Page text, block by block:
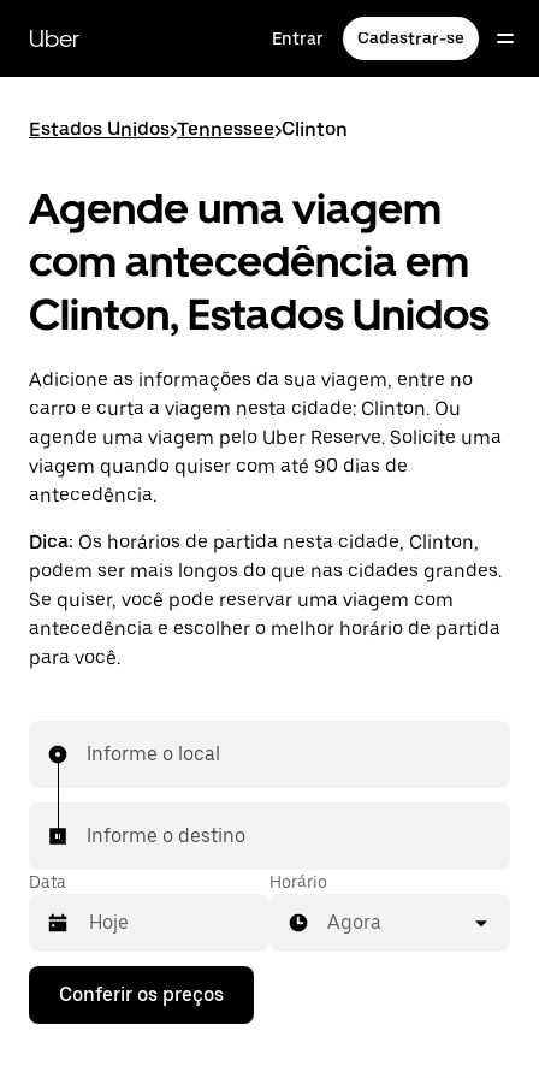
para
conteúdo
Uber Entrar Cadastrar-se
Estados Unidos>Tennessee>Clinton
Agende uma viagem
com antecedência em
Clinton, Estados Unidos
Adicione as informações da sua viagem, entre no
carro e curta a viagem nesta cidade: Clinton. Ou
agende uma viagem pelo Uber Reserve. Solicite uma
viagem quando quiser com até 90 dias de
antecedência.
Dica: Os horários de partida nesta cidade, Clinton,
podem ser mais longos do que nas cidades grandes.
Se quiser, você pode reservar uma viagem com
antecedência e escolher o melhor horário de partida
para você.
Informe o local
Informe o destino
Data
Pressione
seta
Horário
Agora
Conferir os preços